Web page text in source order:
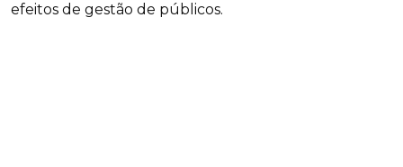
efeitos de gestão de públicos.